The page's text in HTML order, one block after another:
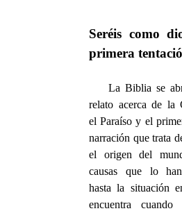
Seréis como
primera
La Biblia se
relato acerca de la
el Paraíso y el
narración que trata
el origen del
causas que lo
hasta la situación
encuentra